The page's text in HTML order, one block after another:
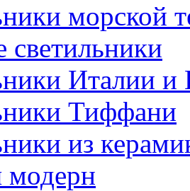
морской
светильники
Италии и
Тиффани
из